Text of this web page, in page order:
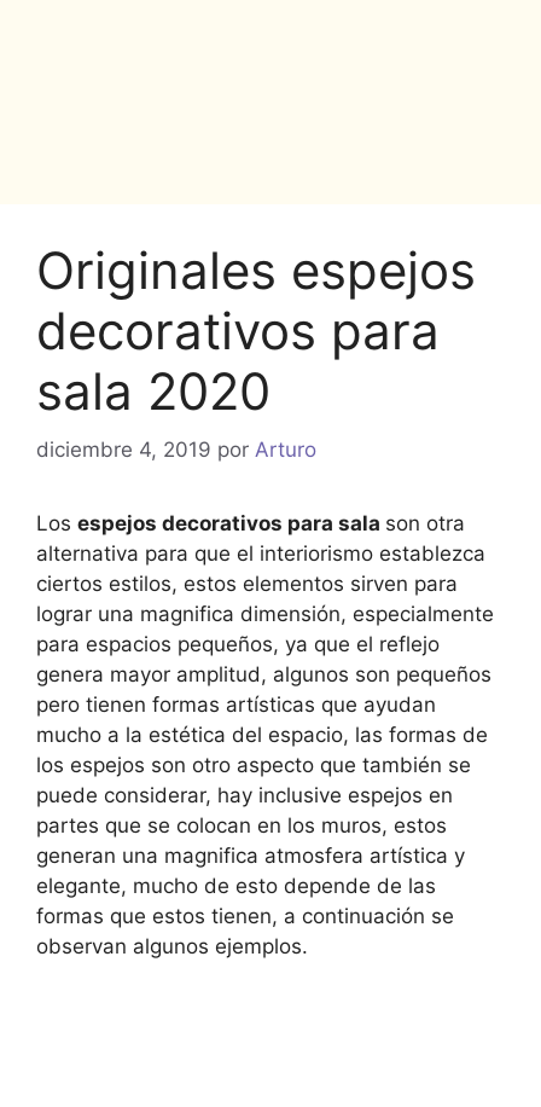
Originales espejos
decorativos para
sala 2020
diciembre 4, 2019 por Arturo
Los espejos decorativos para sala son otra
alternativa para que el interiorismo establezca
ciertos estilos, estos elementos sirven para
lograr una magnifica dimensión, especialmente
para espacios pequeños, ya que el reflejo
genera mayor amplitud, algunos son pequeños
pero tienen formas artísticas que ayudan
mucho a la estética del espacio, las formas de
los espejos son otro aspecto que también se
puede considerar, hay inclusive espejos en
partes que se colocan en los muros, estos
generan una magnifica atmosfera artística y
elegante, mucho de esto depende de las
formas que estos tienen, a continuación se
observan algunos ejemplos.